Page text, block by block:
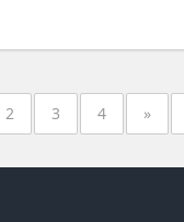
2 3 4 »